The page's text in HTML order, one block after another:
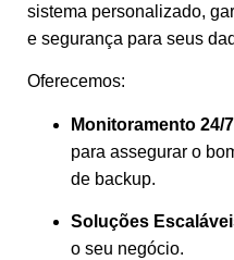
sistema personalizado,
e segurança para seus
Oferecemos:
Monitoramento 24/
para assegurar o
de backup.
Soluções
o seu negócio.